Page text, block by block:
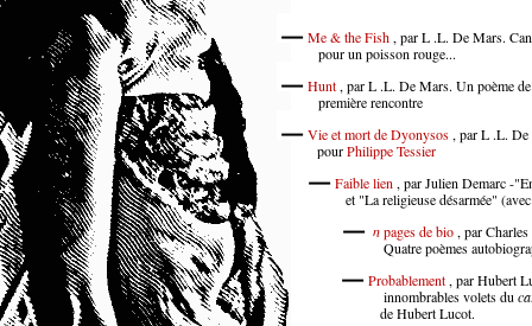
Me & the Fish , par L .L. De Mars.
pour un poisson rouge...
Hunt , par L .L. De Mars. Un poème
première rencontre
Vie et mort de Dyonysos , par L .L.
pourPhilippe Tessier
Faible lien , par Julien Demarc -
et "La religieuse désarmée" (avec
npages de bio , par
Quatre poèmes
Probablement , par Hubert
innombrables volets du
de Hubert Lucot.